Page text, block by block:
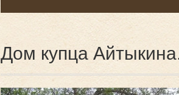
Дом купца